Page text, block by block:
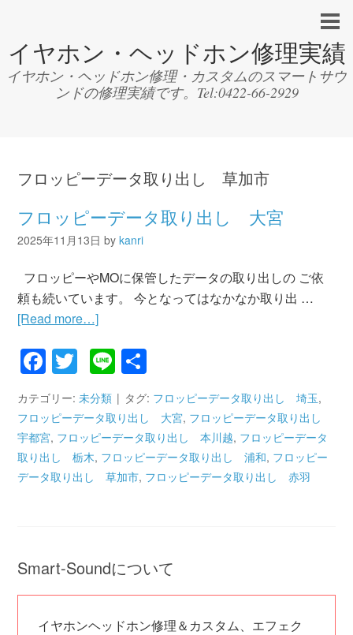
イヤホン・ヘッドホン修理実績
イヤホン・ヘッドホン修理・カスタムのスマートサウ
ンドの修理実績です。Tel:0422-66-2929
フロッピーデータ取り出し 草加市
フロッピーデータ取り出し 大宮
2025年11月13日 bykanri
フロッピーやMOに保管したデータの取り出しの ご依
頼も続いています。 今となってはなかなか取り出 …
[Read more…]
Facebook
Twitter
Line
有
カテゴリー:未分類 タグ: フロッピーデータ取り出し 埼玉,
フロッピーデータ取り出し 大宮, フロッピーデータ取り出し
宇都宮, フロッピーデータ取り出し 本川越, フロッピーデータ
取り出し 栃木, フロッピーデータ取り出し 浦和, フロッピー
データ取り出し 草加市, フロッピーデータ取り出し 赤羽
Smart-Soundについて
イヤホンヘッドホン修理＆カスタム、エフェク